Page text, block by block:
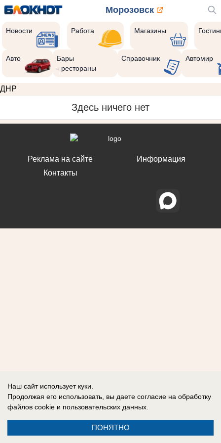
Морозовск
Новости Работа Магазины
Авто
Бары
- рестораны
Справочник Автомир
ДНР
Здесь ничего нет
Реклама на сайте
Контакты
Информация
Наш сайт использует куки.
Продолжая его использовать, вы даете согласие на обработку
файлов cookie и пользовательских данных.
ПОНЯТНО